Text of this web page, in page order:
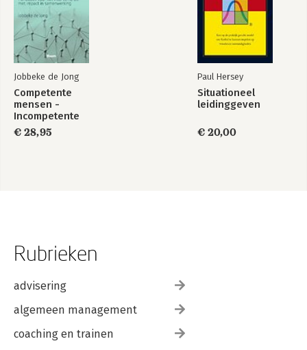
Jobbeke de Jong
Competente
mensen -
Incompetente
teams
€ 28,95
Paul Hersey
Situationeel
leidinggeven
€ 20,00
Rubrieken
advisering
algemeen management
coaching en trainen